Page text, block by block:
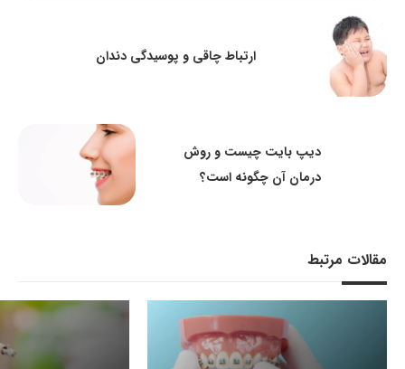
ارتباط چاقی و پوسیدگی دندان
دیپ بایت چیست و روش
درمان آن چگونه است؟
مقالات مرتبط